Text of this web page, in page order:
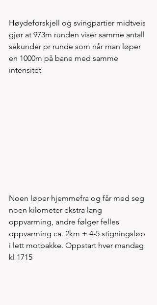
Høydeforskjell og svingpartier midtveis
gjør at 973m runden viser samme antall
sekunder pr runde som når man løper
en 1000m på bane med samme
intensitet
Noen løper hjemmefra og får med seg
noen kilometer ekstra lang
oppvarming, andre følger felles
oppvarming ca. 2km + 4-5 stigningsløp
i lett motbakke. Oppstart hver mandag
kl 1715